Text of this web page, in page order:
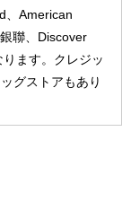
、American
聯、Discover
ます。クレジッ
グストアもあり